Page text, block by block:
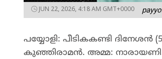
JUN 22, 2026, 4:18 AM GMT+0000
പയ്യോളി: പീടികകണ്ടി
കുഞ്ഞിരാമൻ. അമ്മ: നാരായണി.